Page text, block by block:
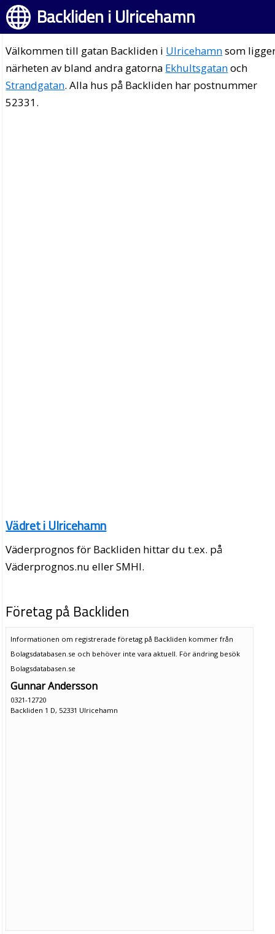
Backliden i Ulricehamn
Välkommen till gatan Backliden i Ulricehamnsom
närheten av bland andra gatorna Ekhultsgatanoch
Strandgatan. Alla hus på Backliden har postnummer
52331.
Vädret i Ulricehamn
Väderprognos för Backliden hittar du t.ex. på
Väderprognos.nu eller SMHI.
Företag på Backliden
Informationen om registrerade företag på Backliden kommer från
Bolagsdatabasen.se och behöver inte vara aktuell. För ändring besök
Bolagsdatabasen.se
Gunnar Andersson
0321-12720
Backliden 1 D, 52331 Ulricehamn